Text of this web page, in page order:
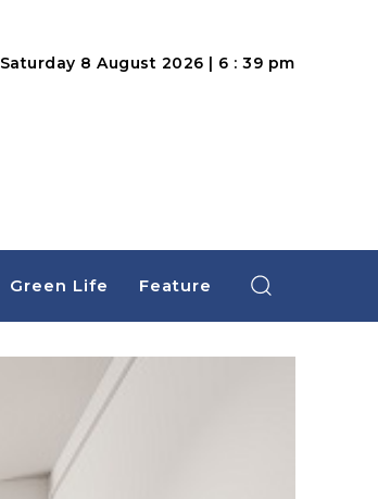
Saturday 8 August 2026 | 6 : 39 pm
Green Life Feature